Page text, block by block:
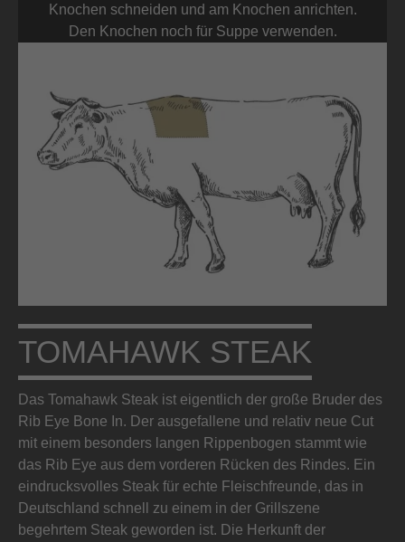
Knochen schneiden und am Knochen anrichten.
Den Knochen noch für Suppe verwenden.
TOMAHAWK STEAK
Das Tomahawk Steak ist eigentlich der große Bruder des
Rib Eye Bone In. Der ausgefallene und relativ neue Cut
mit einem besonders langen Rippenbogen stammt wie
das Rib Eye aus dem vorderen Rücken des Rindes. Ein
eindrucksvolles Steak für echte Fleischfreunde, das in
Deutschland schnell zu einem in der Grillszene
begehrtem Steak geworden ist. Die Herkunft der